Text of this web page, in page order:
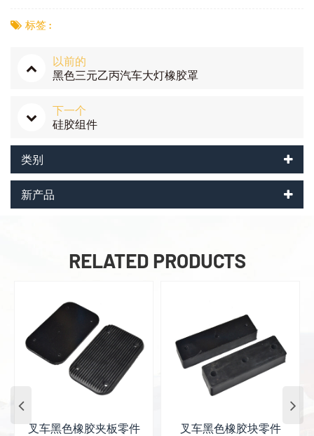
标签 :
以前的
黑色三元乙丙汽车大灯橡胶罩
下一个
硅胶组件
类别
新产品
RELATED PRODUCTS
叉车黑色橡胶夹板零件 叉车黑色橡胶块零件